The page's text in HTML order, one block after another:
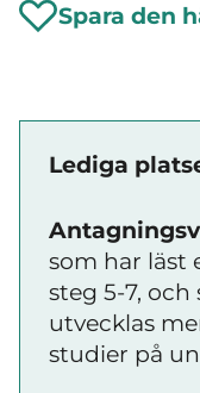
Spara den
Lediga
som har läst
steg 5-7,
utvecklas
studier på